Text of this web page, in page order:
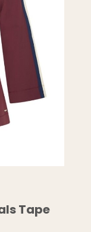
Tape